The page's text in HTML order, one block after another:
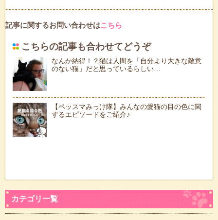
記事に関するお問い合わせはこちら
こちらの記事も合わせてどうぞ
なんか納得！？猫は人間を「自分より大きな敵意
のない猫」だと思っているらしい…
【ペッスマみっけ隊】みんなの愛猫の目の色に関
するエピソードをご紹介♪